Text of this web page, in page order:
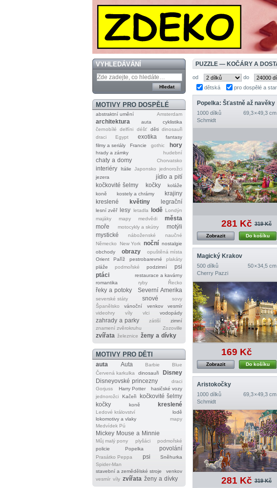
VYHLEDÁVÁNÍ
MOTIVY PRO DOSPĚLÉ
abstraktní umění Amsterdam
architektura auta
cyklistika
černobílé
delfíni déšť děti dinosauři
draci
Egypt exotika
fantasy
filmy a seriály
Francie gothic hory
hrady a zámky hudební
chaty a domy Chorvatsko
interiéry Itálie Japonsko
jednorožci
jezera
jídlo a pití
kočkovité šelmy
kočky
koláže
koně
kostely a chrámy
krajiny
kreslené
květiny legrační
lesní zvěř lesy letadla lodě Londýn
majáky
mapy medvědi
města
moře
motocykly a skútry
motýli
mystické
náboženské
naučné
Německo
New York noční nostalgie
obchody
obrazy
opuštěná místa
Orient
Paříž pestrobarevné
plakáty
pláže
podmořské podzimní
psi
ptáci
restaurace a kavárny
romantika
ryby Řecko
řeky a potoky Severní Amerika
severské státy snové
sovy
Španělsko
vánoční venkov
vesmír
videohry
víly vlci vodopády
zahrady a parky zátiší
zimní
znamení zvěrokruhu
Zozoville
zvířata železnice ženy a dívky
MOTIVY PRO DĚTI
auta Auta Barbie
Blue
Červená karkulka
dinosauři
Disney
Disneyovské princezny
draci
Gorjuss
Harry Potter
hasičské vozy
jednorožci
Kačeři
kočkovité šelmy
kočky
koně kreslené
Ledové království
lodě
lokomotivy a vlaky
mapy
Medvídek Pú
Mickey Mouse a Minnie
Můj malý pony plyšáci
podmořské
policie
Popelka povolání
Prasátko Peppa psi
Sněhurka
Spider‐Man
stavební a zemědělské stroje
venkov
vesmír víly zvířata ženy a dívky
PUZZLE — KOČÁRY A
od do
dětská
pro dospělé a
Popelka: Šťastně až navěky
1000 dílků
69,3 × 49,3 cm
Schmidt
281 Kč 319 Kč
Do košíku
Zobrazit
Magický Krakov
500 dílků
50 × 34,5 cm
Cherry Pazzi
169 Kč
Do košíku
Zobrazit
Aristokočky
1000 dílků
69,3 × 49,3 cm
Schmidt
281 Kč 319 Kč